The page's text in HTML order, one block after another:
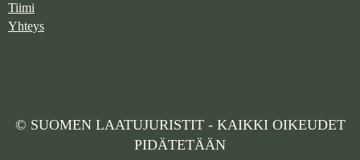
Tiimi
Yhteys
© SUOMEN LAATUJURISTIT - KAIKKI OIKEUDET
PIDÄTETÄÄN